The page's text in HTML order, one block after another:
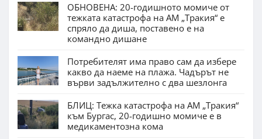
ОБНОВЕНА: 20-годишното момиче от
тежката катастрофа на АМ „Тракия“ е
спряло да диша, поставено е на
командно дишане
Потребителят има право сам да избере
какво да наеме на плажа. Чадърът не
върви задължително с два шезлонга
БЛИЦ: Тежка катастрофа на АМ „Тракия“
към Бургас, 20-годишно момиче е в
медикаментозна кома